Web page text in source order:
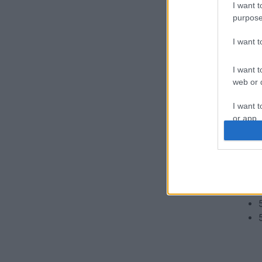
I want
I want
I want
web or
I want
or app.
I want
I want